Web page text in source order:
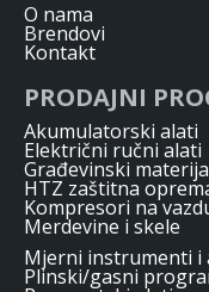
O nama
Brendovi
Kontakt
PRODAJNI
Akumulatorski alati
Električni ručni alati
Građevinski
HTZ zaštitna
Kompresori na
Merdevine i skele
Mjerni instrumenti i
Plinski/gasni